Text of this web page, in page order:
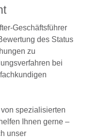
Geschäftsführer
des Status
zu
bei
spezialisierten
Ihnen gerne –
unser